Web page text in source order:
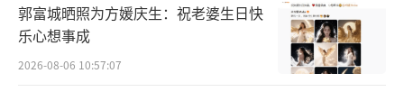
突、艺术追求和精神状态。正是剧中人物和生
活的真实性基础,让作品散发出了浓郁的艺术气
息和生活质感。”
（责任编辑：郭一楠 CK001）
郭富城晒照为方媛庆生：祝老婆生日快
乐心想事成
2026-08-06 10:57:07